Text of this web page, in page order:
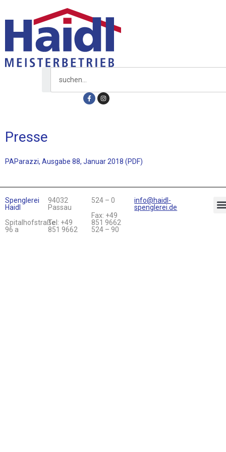
Presse
PAParazzi, Ausgabe 88, Januar 2018 (PDF)
Spenglerei
Haidl
Spitalhofstraße
96 a
94032
Passau
Tel: +49
851 9662
524 – 0
Fax: +49
851 9662
524 – 90
info@haidl-
spenglerei.de